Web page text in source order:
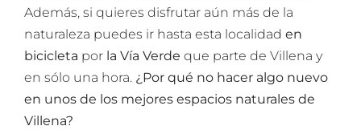
Además, si quieres disfrutar aún más de la
naturaleza puedes ir hasta esta localidad en
bicicleta por la Vía Verde que parte de Villena y
en sólo una hora. ¿Por qué no hacer algo nuevo
en unos de los mejores espacios naturales de
Villena?